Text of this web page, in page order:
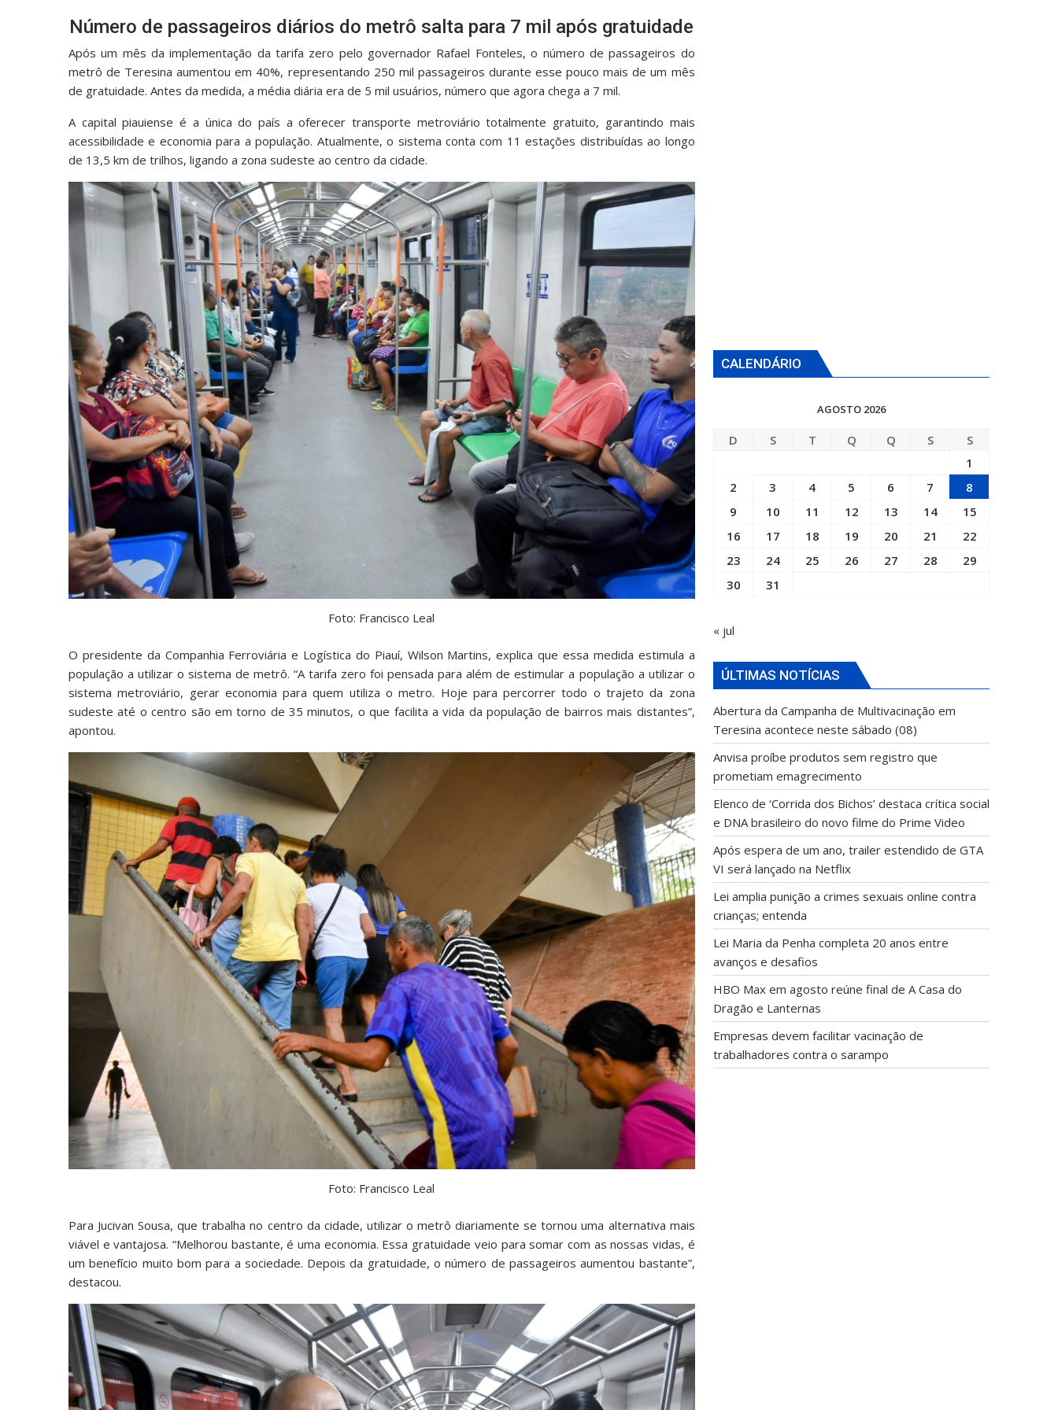
Número de passageiros diários do metrô salta para 7 mil após gratuidade
Após um mês da implementação da tarifa zero pelo governador Rafael Fonteles, o número de passageiros do
metrô de Teresina aumentou em 40%, representando 250 mil passageiros durante esse pouco mais de um mês
de gratuidade. Antes da medida, a média diária era de 5 mil usuários, número que agora chega a 7 mil.
A capital piauiense é a única do país a oferecer transporte metroviário totalmente gratuito, garantindo mais
acessibilidade e economia para a população. Atualmente, o sistema conta com 11 estações distribuídas ao longo
de 13,5 km de trilhos, ligando a zona sudeste ao centro da cidade.
Foto: Francisco Leal
O presidente da Companhia Ferroviária e Logística do Piauí, Wilson Martins, explica que essa medida estimula a
população a utilizar o sistema de metrô. “A tarifa zero foi pensada para além de estimular a população a utilizar o
sistema metroviário, gerar economia para quem utiliza o metro. Hoje para percorrer todo o trajeto da zona
sudeste até o centro são em torno de 35 minutos, o que facilita a vida da população de bairros mais distantes”,
apontou.
Foto: Francisco Leal
Para Jucivan Sousa, que trabalha no centro da cidade, utilizar o metrô diariamente se tornou uma alternativa mais
viável e vantajosa. “Melhorou bastante, é uma economia. Essa gratuidade veio para somar com as nossas vidas, é
um benefício muito bom para a sociedade. Depois da gratuidade, o número de passageiros aumentou bastante”,
destacou.
CALENDÁRIO
AGOSTO 2026
D S T Q Q S
S
1
2
3 4 5 6 7
8
9
10 11 12 13 14
15
16
17 18 19 20 21
22
23
24 25 26 27 28
29
30
31
« jul
ÚLTIMAS NOTÍCIAS
Abertura da Campanha de Multivacinação em
Teresina acontece neste sábado (08)
Anvisa proíbe produtos sem registro que
prometiam emagrecimento
Elenco de ‘Corrida dos Bichos’ destaca crítica social
e DNA brasileiro do novo filme do Prime Video
Após espera de um ano, trailer estendido de GTA
VI será lançado na Netflix
Lei amplia punição a crimes sexuais online contra
crianças; entenda
Lei Maria da Penha completa 20 anos entre
avanços e desafios
HBO Max em agosto reúne final de A Casa do
Dragão e Lanternas
Empresas devem facilitar vacinação de
trabalhadores contra o sarampo